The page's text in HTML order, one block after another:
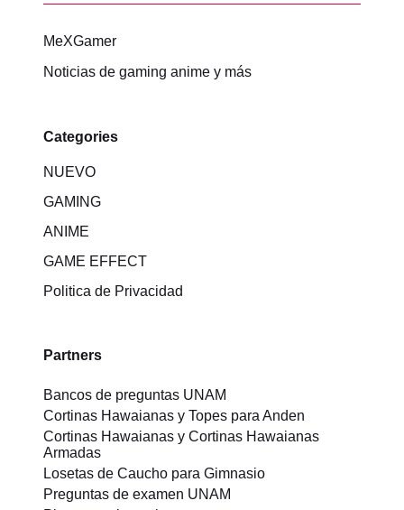
MeXGamer
Noticias de gaming anime y más
Categories
NUEVO
GAMING
ANIME
GAME EFFECT
Politica de Privacidad
Partners
Bancos de preguntas UNAM
Cortinas Hawaianas y Topes para Anden
Cortinas Hawaianas y Cortinas Hawaianas
Armadas
Losetas de Caucho para Gimnasio
Preguntas de examen UNAM